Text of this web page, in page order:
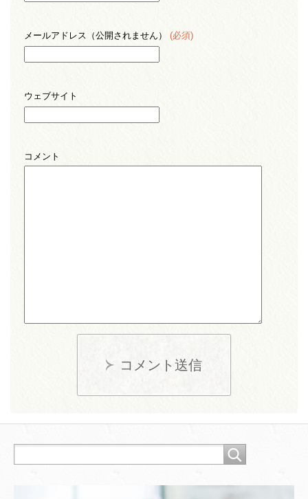
メールアドレス（公開されません） (必須)
ウェブサイト
コメント
コメント送信